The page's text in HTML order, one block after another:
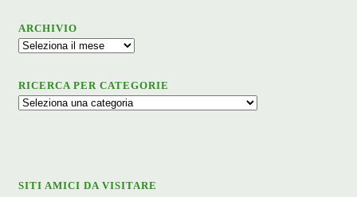
ARCHIVIO
Archivio
RICERCA PER CATEGORIE
Ricerca
SITI AMICI DA VISITARE